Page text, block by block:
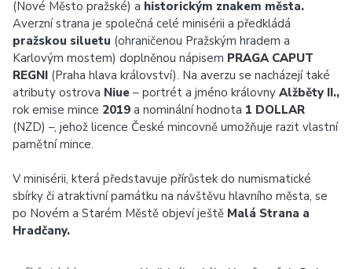
(Nové Město pražské) a historickým znakem města.
Averzní strana je společná celé minisérii a předkládá
pražskou siluetu (ohraničenou Pražským hradem a
Karlovým mostem) doplněnou nápisem PRAGA CAPUT
REGNI (Praha hlava království). Na averzu se nacházejí také
atributy ostrova Niue – portrét a jméno královny Alžběty II.,
rok emise mince 2019 a nominální hodnota 1 DOLLAR
(NZD) –, jehož licence České mincovně umožňuje razit vlastní
pamětní mince.
V minisérii, která představuje přírůstek do numismatické
sbírky či atraktivní památku na návštěvu hlavního města, se
po Novém a Starém Městě objeví ještě Malá Strana a
Hradčany.